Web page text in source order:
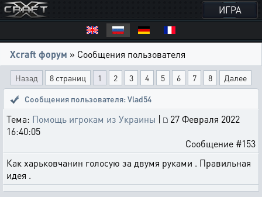
ИГРА
Xcraft форум » Сообщения пользователя
Назад 8 страниц 1 2 3 4 5 6 7 8
Далее
Сообщения пользователя: Vlad54
Тема: Помощь игрокам из Украины |
27 Февраля 2022
16:40:05
Сообщение #153
Как харьковчанин голосую за двумя руками . Правильная
идея .